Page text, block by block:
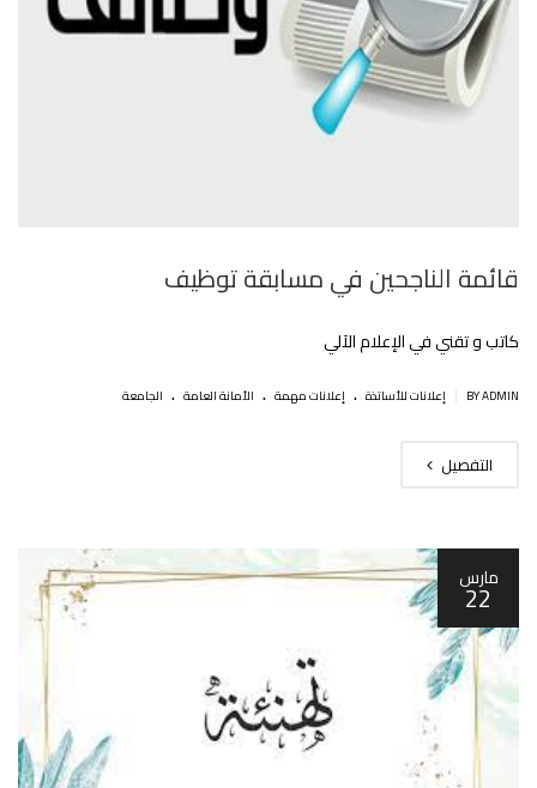
قائمة الناجحين في مسابقة توظيف
كاتب و تقني في اﻹعلام اﻵلي
BY ADMIN إعلانات للأساتذة . إعلانات مهمة . اﻷمانة العامة . الجامعة
التفصيل
مارس
22